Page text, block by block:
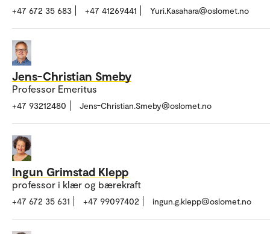
+47 672 35 683 +47 41269441 Yuri.Kasahara@oslomet.no
Jens-Christian Smeby
Professor Emeritus
+47 93212480 Jens-Christian.Smeby@oslomet.no
Ingun Grimstad Klepp
professor i klær og bærekraft
+47 672 35 631 +47 99097402 ingun.g.klepp@oslomet.no